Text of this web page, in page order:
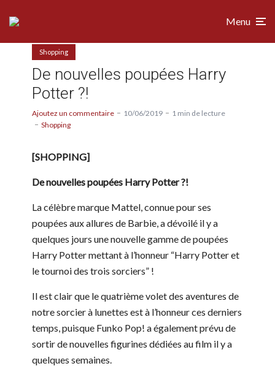
Menu
Shopping
De nouvelles poupées Harry
Potter ?!
Ajoutez un commentaire 10/06/2019
1 min de lecture
Shopping
[SHOPPING]
De nouvelles poupées Harry Potter ?!
La célèbre marque Mattel, connue pour ses
poupées aux allures de Barbie, a dévoilé il y a
quelques jours une nouvelle gamme de poupées
Harry Potter mettant à l’honneur “Harry Potter et
le tournoi des trois sorciers” !
Il est clair que le quatrième volet des aventures de
notre sorcier à lunettes est à l’honneur ces derniers
temps, puisque Funko Pop! a également prévu de
sortir de nouvelles figurines dédiées au film il y a
quelques semaines.